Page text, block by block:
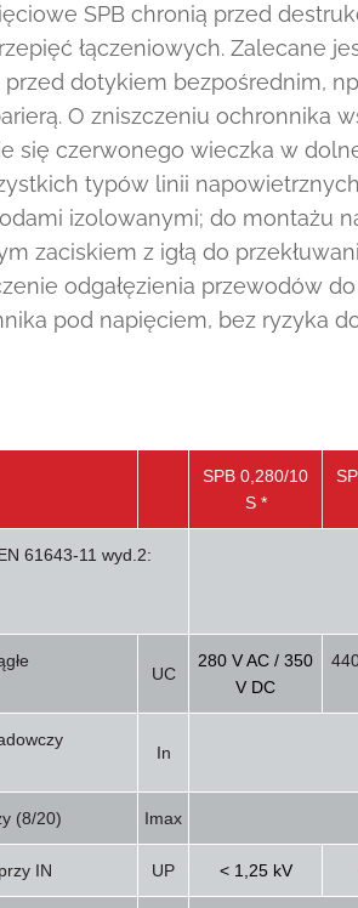
SPB chronią przed
łączeniowych. Zalecane
dotykiem bezpośrednim,
O zniszczeniu ochronnika
się czerwonego wieczka w
typów linii
izolowanymi; do montażu
zaciskiem z igłą do
odgałęzienia przewodów
pod napięciem, bez ryzyka
SPB 0,280/10
S *
61643-11 wyd.2:
UC
280 V AC / 350
V DC
In
(8/20) Imax
IN UP < 1,25 kV